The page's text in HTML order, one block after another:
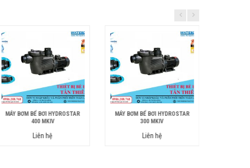
MÁY BƠM BỂ BƠI HYDROSTAR
400 MKIV
Liên hệ
MÁY BƠM BỂ BƠI HYDROSTAR
300 MKIV
Liên hệ